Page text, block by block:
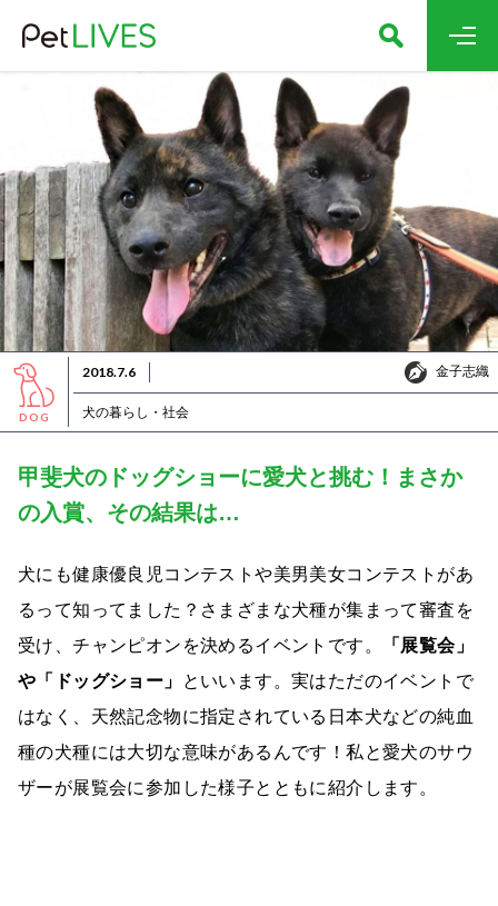
DOG
2018.7.6 金子志織
金子志織
犬の暮らし・社会
甲斐犬のドッグショーに愛犬と挑む！まさか
の入賞、その結果は…
犬にも健康優良児コンテストや美男美女コンテストがあ
るって知ってました？さまざまな犬種が集まって審査を
受け、チャンピオンを決めるイベントです。
「展覧会」
や「ドッグショー」
といいます。実はただのイベントで
はなく、天然記念物に指定されている日本犬などの純血
種の犬種には大切な意味があるんです！私と愛犬のサウ
ザーが展覧会に参加した様子とともに紹介します。